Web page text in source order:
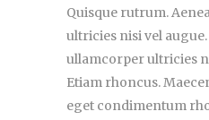
Quisque rutrum.
ultricies nisi vel
ullamcorper ultricies
Etiam rhoncus.
eget condimentum